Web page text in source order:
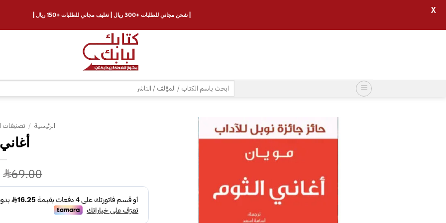
البحث
عن:
الرئيسية / تصنيفات
69.00
| شحن مجاني للطلبات +300 ريال | تغليف مجاني للطلبات +150 ريال | X